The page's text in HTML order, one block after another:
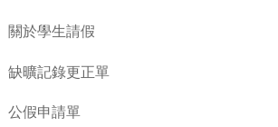
關於學生請假
缺曠記錄更正單
公假申請單